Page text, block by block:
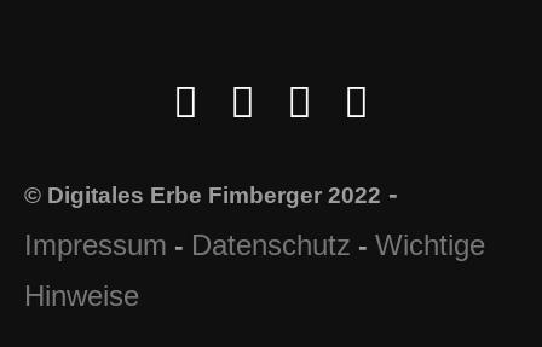
© Digitales Erbe Fimberger 2022 -
Impressum - Datenschutz - Wichtige
Hinweise